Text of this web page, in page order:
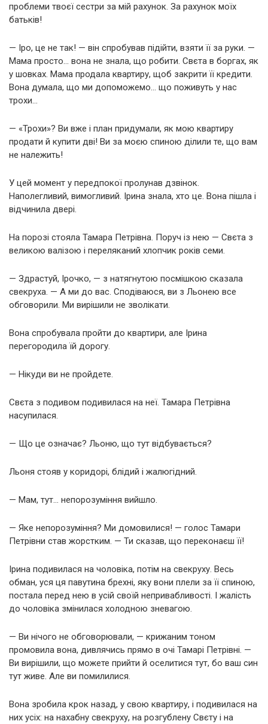
проблеми твоєї сестри за мій рахунок. За рахунок моїх
батьків!
— Іро, це не так! — він спробував підійти, взяти її за руки. —
Мама просто… вона не знала, що робити. Свєта в боргах, як
у шовках. Мама продала квартиру, щоб закрити її кредити.
Вона думала, що ми допоможемо… що поживуть у нас
трохи…
— «Трохи»? Ви вже і план придумали, як мою квартиру
продати й купити дві! Ви за моєю спиною ділили те, що вам
не належить!
У цей момент у передпокої пролунав дзвінок.
Наполегливий, вимогливий. Ірина знала, хто це. Вона пішла і
відчинила двері.
На порозі стояла Тамара Петрівна. Поруч із нею — Свєта з
великою валізою і переляканий хлопчик років семи.
— Здрастуй, Ірочко, — з натягнутою посмішкою сказала
свекруха. — А ми до вас. Сподіваюся, ви з Льонею все
обговорили. Ми вирішили не зволікати.
Вона спробувала пройти до квартири, але Ірина
перегородила їй дорогу.
— Нікуди ви не пройдете.
Свєта з подивом подивилася на неї. Тамара Петрівна
насупилася.
— Що це означає? Льоню, що тут відбувається?
Льоня стояв у коридорі, блідий і жалюгідний.
— Мам, тут… непорозуміння вийшло.
— Яке непорозуміння? Ми домовилися! — голос Тамари
Петрівни став жорстким. — Ти сказав, що переконаєш її!
Ірина подивилася на чоловіка, потім на свекруху. Весь
обман, уся ця павутина брехні, яку вони плели за її спиною,
постала перед нею в усій своїй непривабливості. І жалість
до чоловіка змінилася холодною зневагою.
— Ви нічого не обговорювали, — крижаним тоном
промовила вона, дивлячись прямо в очі Тамарі Петрівні. —
Ви вирішили, що можете прийти й оселитися тут, бо ваш син
тут живе. Але ви помилилися.
Вона зробила крок назад, у свою квартиру, і подивилася на
них усіх: на нахабну свекруху, на розгублену Свєту і на